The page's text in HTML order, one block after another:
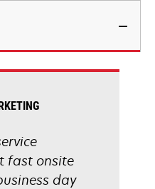
fast onsite
day